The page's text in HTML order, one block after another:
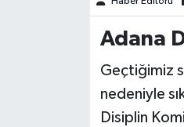
Adana
Geçtiğimiz
nedeniyle
Disiplin
Türkiye Basketbol Ligi
Kadınlar Basketbol
Diğer Basketbol